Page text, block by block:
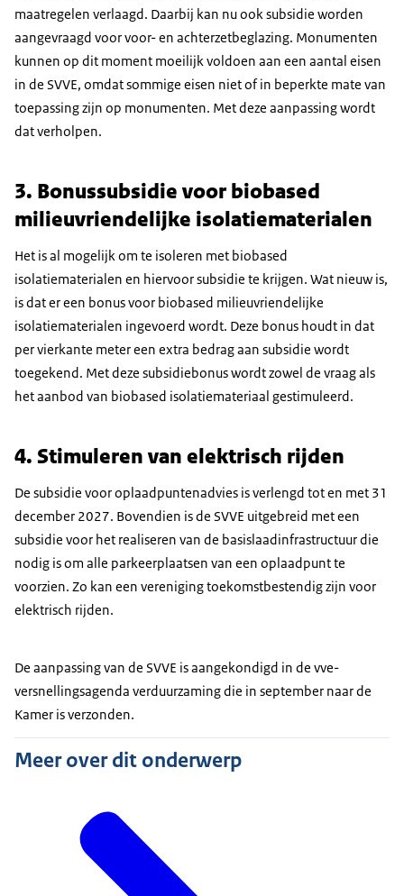
maatregelen verlaagd. Daarbij kan nu ook subsidie worden
aangevraagd voor voor- en achterzetbeglazing. Monumenten
kunnen op dit moment moeilijk voldoen aan een aantal eisen
in de SVVE, omdat sommige eisen niet of in beperkte mate van
toepassing zijn op monumenten. Met deze aanpassing wordt
dat verholpen.
3. Bonussubsidie voor biobased
milieuvriendelijke isolatiematerialen
Het is al mogelijk om te isoleren met biobased
isolatiematerialen en hiervoor subsidie te krijgen. Wat nieuw is,
is dat er een bonus voor biobased milieuvriendelijke
isolatiematerialen ingevoerd wordt. Deze bonus houdt in dat
per vierkante meter een extra bedrag aan subsidie wordt
toegekend. Met deze subsidiebonus wordt zowel de vraag als
het aanbod van biobased isolatiemateriaal gestimuleerd.
4. Stimuleren van elektrisch rijden
De subsidie voor oplaadpuntenadvies is verlengd tot en met 31
december 2027. Bovendien is de SVVE uitgebreid met een
subsidie voor het realiseren van de basislaadinfrastructuur die
nodig is om alle parkeerplaatsen van een oplaadpunt te
voorzien. Zo kan een vereniging toekomstbestendig zijn voor
elektrisch rijden.
De aanpassing van de SVVE is aangekondigd in de vve-
versnellingsagenda verduurzaming die in september naar de
Kamer is verzonden.
Meer over dit onderwerp